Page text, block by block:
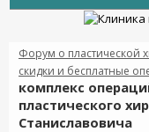
Форум о пластической
скидки и бесплатные
комплекс
пластического
Станиславовича